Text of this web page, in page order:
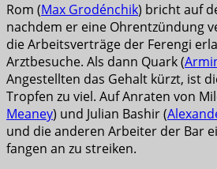
Rom (Max Grodénchik) bricht auf
nachdem er eine Ohrentzündung
die Arbeitsverträge der Ferengi
Arztbesuche. Als dann Quark (
Angestellten das Gehalt kürzt, ist
Tropfen zu viel. Auf Anraten von
Meaney) und Julian Bashir (
und die anderen Arbeiter der Bar
fangen an zu streiken.